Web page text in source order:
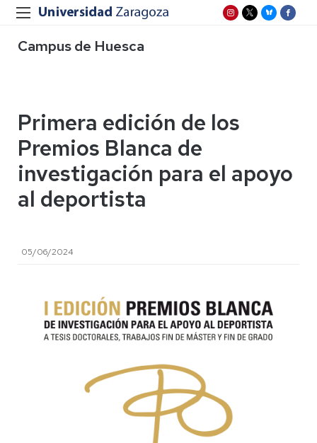
Campus de Huesca
Primera edición de los
Premios Blanca de
investigación para el apoyo
al deportista
05/06/2024